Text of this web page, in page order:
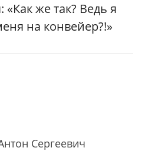
«Как же так? Ведь я
на конвейер?!»
Сергеевич